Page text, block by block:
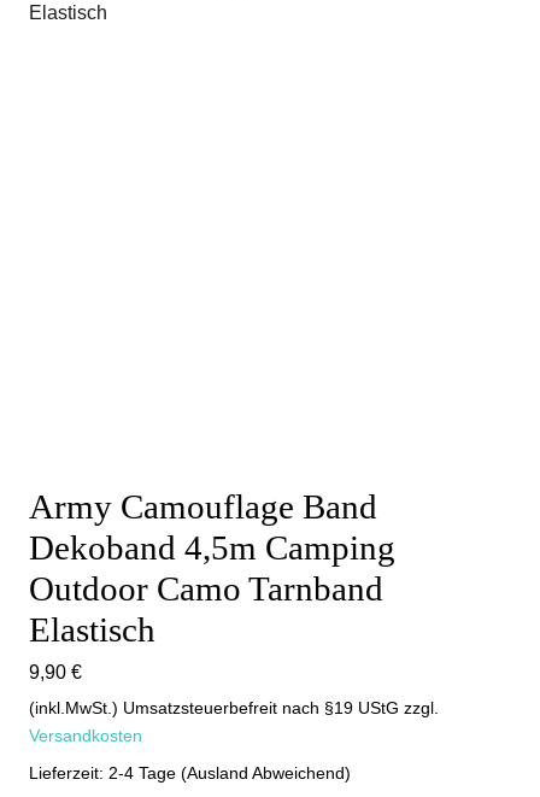
Elastisch
Army Camouflage Band
Dekoband 4,5m Camping
Outdoor Camo Tarnband
Elastisch
9,90 €
(inkl.MwSt.) Umsatzsteuerbefreit nach §19 UStG zzgl.
Versandkosten
Lieferzeit: 2-4 Tage (Ausland Abweichend)